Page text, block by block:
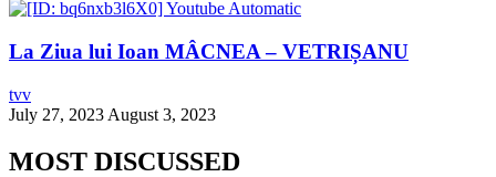
La Ziua lui Ioan MÂCNEA – VETRIȘANU
tvv
July 27, 2023 August 3, 2023
MOST DISCUSSED